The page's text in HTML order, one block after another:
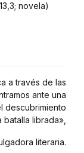
novela)
a través de las
ante una
descubrimiento
librada»,
literaria.